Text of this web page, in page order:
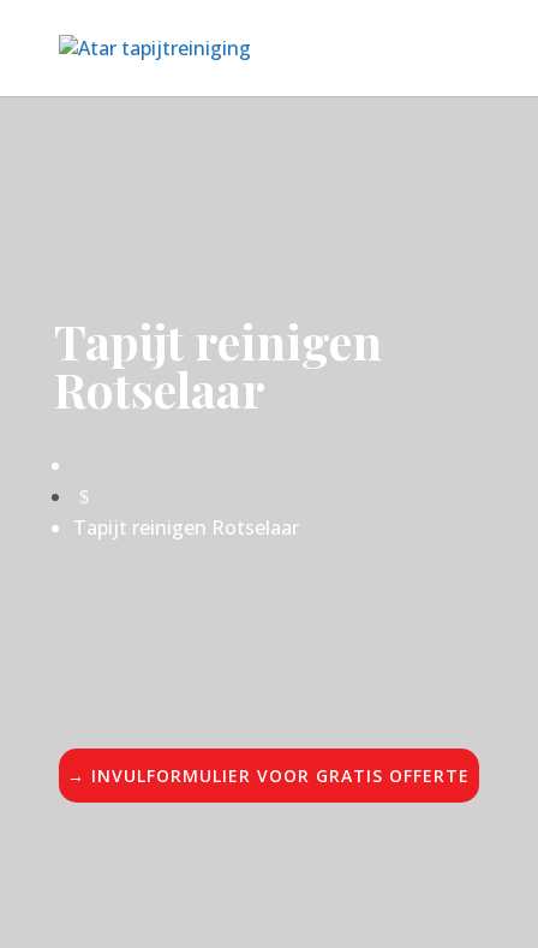
Tapijt reinigen
Rotselaar
$
Tapijt reinigen Rotselaar
→ INVULFORMULIER VOOR GRATIS OFFERTE